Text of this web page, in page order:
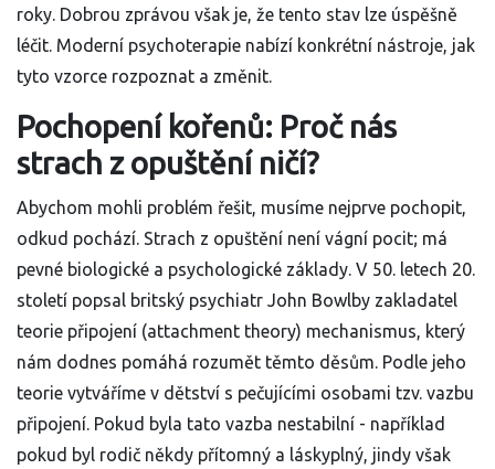
roky. Dobrou zprávou však je, že tento stav lze úspěšně
léčit. Moderní psychoterapie nabízí konkrétní nástroje, jak
tyto vzorce rozpoznat a změnit.
Pochopení kořenů: Proč nás
strach z opuštění ničí?
Abychom mohli problém řešit, musíme nejprve pochopit,
odkud pochází. Strach z opuštění není vágní pocit; má
pevné biologické a psychologické základy. V 50. letech 20.
století popsal britský psychiatr John Bowlby zakladatel
teorie připojení (attachment theory) mechanismus, který
nám dodnes pomáhá rozumět těmto děsům. Podle jeho
teorie vytváříme v dětství s pečujícími osobami tzv. vazbu
připojení. Pokud byla tato vazba nestabilní - například
pokud byl rodič někdy přítomný a láskyplný, jindy však